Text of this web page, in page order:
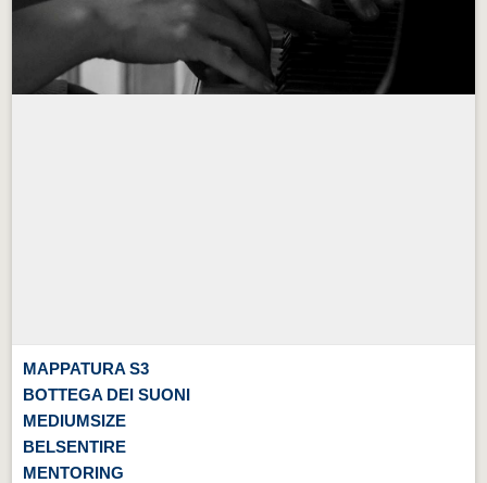
MAPPATURA S3
BOTTEGA DEI SUONI
MEDIUMSIZE
BELSENTIRE
MENTORING